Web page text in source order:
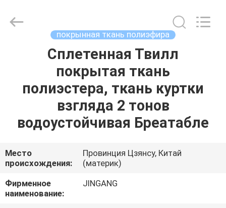
ПРОДУКТЫ
ПУТЕШЕСТВИЕ
ФАБРИКИ
Jingang
Textile
покрынная ткань полиэфира
Сплетенная Твилл
покрытая ткань
полиэстера, ткань куртки
взгляда 2 тонов
водоустойчивая Бреатабле
Место
происхождения:
Провинция Цзянсу, Китай
(материк)
Фирменное
наименование:
JINGANG